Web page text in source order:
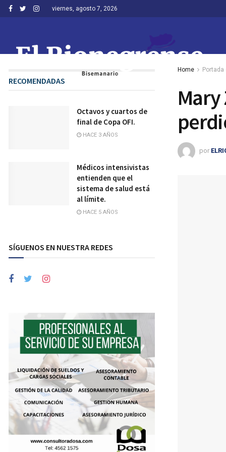
viernes, agosto 7, 2026
Home
Mary
por
RECOMENDADAS
Octavos y cuartos de
final de Copa OFI.
HACE 3 AÑOS
Médicos intensivistas
entienden que el
sistema de salud está
al límite.
HACE 5 AÑOS
SÍGUENOS EN NUESTRA REDES